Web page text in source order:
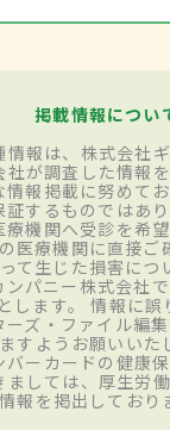
掲載情報につい
情報は、株式会社
が調査した情報
報掲載に努めて
証するものではあり
機関へ受診を希
医療機関に直接ご
て生じた損害につ
ンパニー株式会社
します。 情報に
ーズ・ファイル編
すようお願いいた
ーカードの健康
しては、厚生労
情報を掲出しており